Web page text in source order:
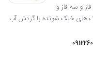
و سه فاز و
های خنک شونده با گردش آب